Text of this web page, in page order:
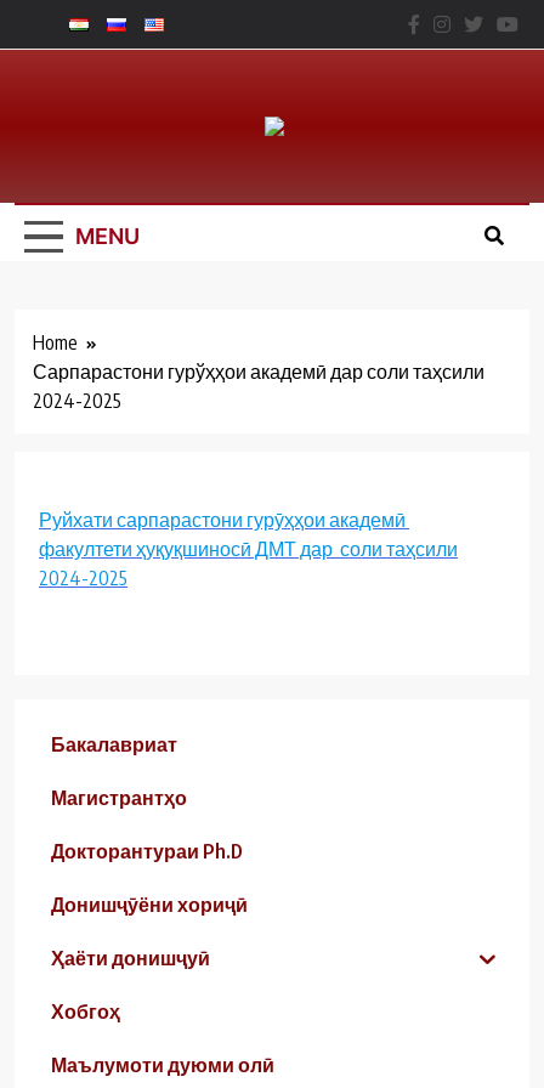
to
Юридический
Факальтет – ТНУ
MENU
Home
Сарпарастони гурўҳҳои академӣ дар соли таҳсили
2024-2025
Руйхати сарпарастони гурӯҳҳои академӣ
факултети ҳуқуқшиносӣ ДМТ дар соли таҳсили
2024-2025
Бакалавриат
Магистрантҳо
Докторантураи Ph.D
Донишҷӯёни хориҷӣ
Ҳаёти донишҷуӣ
Хобгоҳ
Маълумоти дуюми олӣ